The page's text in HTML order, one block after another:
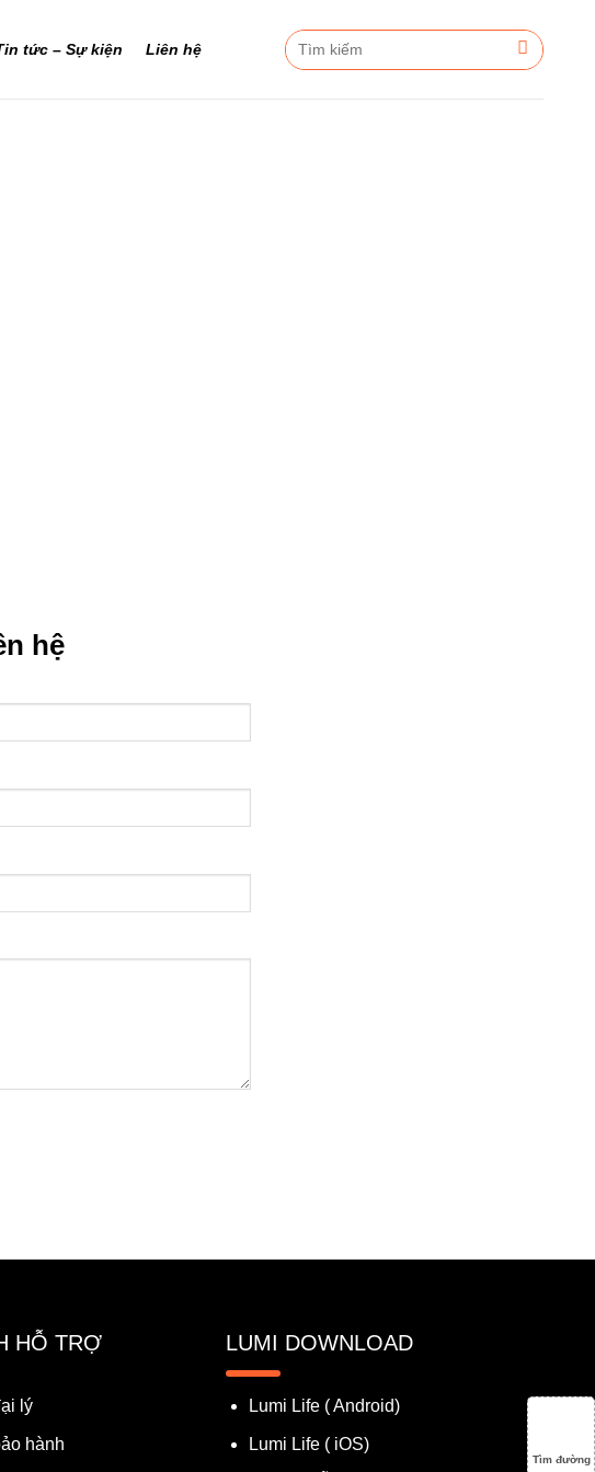
tức – Sự kiện Liên hệ
Tìm
kiếm:
hệ
HỖ TRỢ
lý
hành
LUMI DOWNLOAD
Lumi Life ( Android)
Lumi Life ( iOS)
Tìm đường